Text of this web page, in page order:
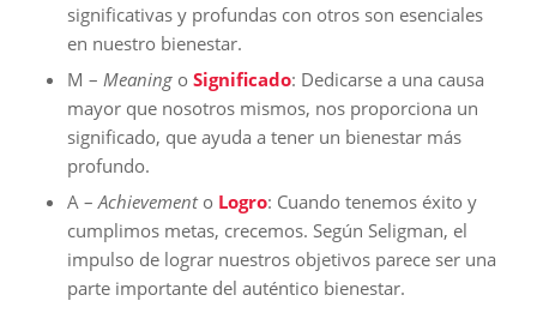
significativas y profundas con otros son esenciales
en nuestro bienestar.
M – Meaningo Significado: Dedicarse a una causa
mayor que nosotros mismos, nos proporciona un
significado, que ayuda a tener un bienestar más
profundo.
A – Achievemento Logro: Cuando tenemos éxito y
cumplimos metas, crecemos. Según Seligman, el
impulso de lograr nuestros objetivos parece ser una
parte importante del auténtico bienestar.